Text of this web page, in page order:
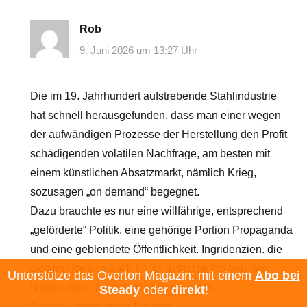
Rob
9. Juni 2026 um 13:27 Uhr
Die im 19. Jahrhundert aufstrebende Stahlindustrie
hat schnell herausgefunden, dass man einer wegen
der aufwändigen Prozesse der Herstellung den Profit
schädigenden volatilen Nachfrage, am besten mit
einem künstlichen Absatzmarkt, nämlich Krieg,
sozusagen „on demand“ begegnet.
Dazu brauchte es nur eine willfährige, entsprechend
„geförderte“ Politik, eine gehörige Portion Propaganda
und eine geblendete Öffentlichkeit. Ingridenzien. die
sich im Übrigen auch heute in fast nichts von den
historischen Vorläufern unterscheiden.
Unterstütze das Overton Magazin: mit einem Abo bei
Steadyoder direkt!